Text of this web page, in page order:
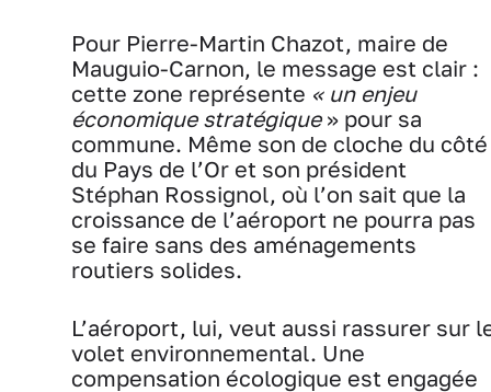
Pour Pierre-Martin Chazot, maire de
Mauguio-Carnon, le message est clair :
cette zone représente « un enjeu
économique stratégique» pour sa
commune. Même son de cloche du côté
du Pays de l’Or et son président
Stéphan Rossignol, où l’on sait que la
croissance de l’aéroport ne pourra pas
se faire sans des aménagements
routiers solides.
L’aéroport, lui, veut aussi rassurer sur
volet environnemental. Une
compensation écologique est engagée